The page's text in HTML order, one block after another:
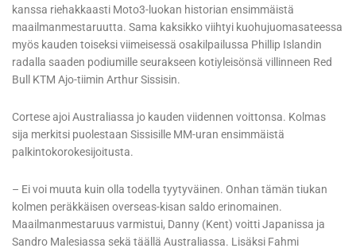
kanssa riehakkaasti Moto3-luokan historian ensimmäistä
maailmanmestaruutta. Sama kaksikko viihtyi kuohujuomasateessa
myös kauden toiseksi viimeisessä osakilpailussa Phillip Islandin
radalla saaden podiumille seurakseen kotiyleisönsä villinneen Red
Bull KTM Ajo-tiimin Arthur Sissisin.
Cortese ajoi Australiassa jo kauden viidennen voittonsa. Kolmas
sija merkitsi puolestaan Sissisille MM-uran ensimmäistä
palkintokorokesijoitusta.
– Ei voi muuta kuin olla todella tyytyväinen. Onhan tämän tiukan
kolmen peräkkäisen overseas-kisan saldo erinomainen.
Maailmanmestaruus varmistui, Danny (Kent) voitti Japanissa ja
Sandro Malesiassa sekä täällä Australiassa. Lisäksi Fahmi